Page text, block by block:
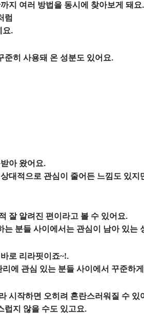
지 여러 방법을 동시에 찾아보게 돼요.
럼
요.
준히 사용돼 온 성분도 있어요.
아 왔어요.
대적으로 관심이 줄어든 느낌도 있지
잘 알려진 편이라고 볼 수 있어요.
분들 사이에서는 관심이 남아 있는
로 리라핏이죠~!.
에 관심 있는 분들 사이에서 꾸준하
시작하면 오히려 혼란스러워질 수 있
럽지 않을 수도 있고요.